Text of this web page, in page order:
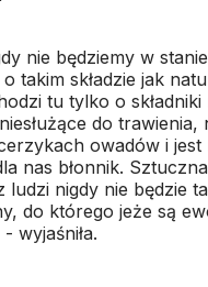
nie będziemy w
takim składzie jak
tu tylko o składniki
do trawienia,
owadów i jest
nas błonnik.
ludzi nigdy nie będzie
do którego jeże są
wyjaśniła.